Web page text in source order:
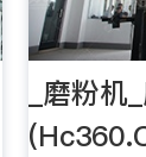
_磨粉机